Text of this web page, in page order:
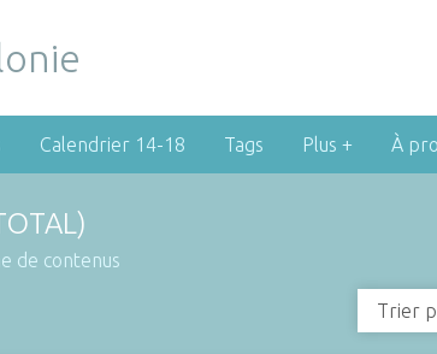
Calendrier 14-18 Tags Plus + À
de contenus
Trier